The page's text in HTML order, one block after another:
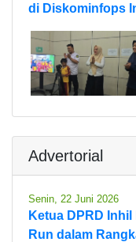
di Diskominfops
Advertorial
Senin, 22 Juni 2026
Ketua DPRD
Run dalam